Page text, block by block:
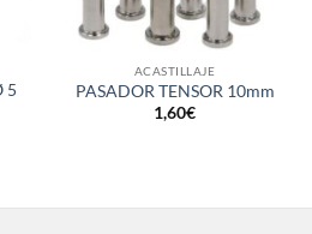
5
ACASTILLAJE
PASADOR TENSOR 10mm
1,60€